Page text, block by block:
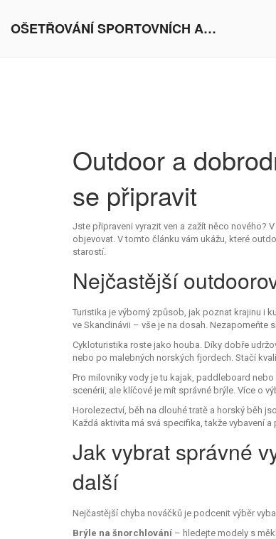
OŠETŘOVÁNÍ SPORTOVNÍCH AKTIVIT V EVROPĚ
Outdoor a
se připravit
Jste připraveni vyrazit ven a zažít něco nového?
objevovat. V tomto článku vám ukážu, které
starostí.
Nejčastější
Turistika je výborný způsob, jak poznat krajinu i
ve Skandinávii – vše je na dosah. Nezapomeňte
Cykloturistika roste jako houba. Díky dobře
nebo po malebných norských fjordech. Stačí
Pro milovníky vody je tu kajak, paddleboard
scenérii, ale klíčové je mít správné brýle. Více o
Horolezectví, běh na dlouhé tratě a horský běh
Každá aktivita má svá specifika, takže vybavení
Jak vybrat správné
další
Nejčastější chyba nováčků je podcenit výběr
Brýle na šnorchlování – hledejte modely s